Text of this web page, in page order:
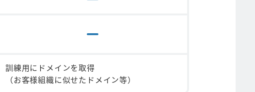
訓練用にドメインを取得
（お客様組織に似せたドメイン等）